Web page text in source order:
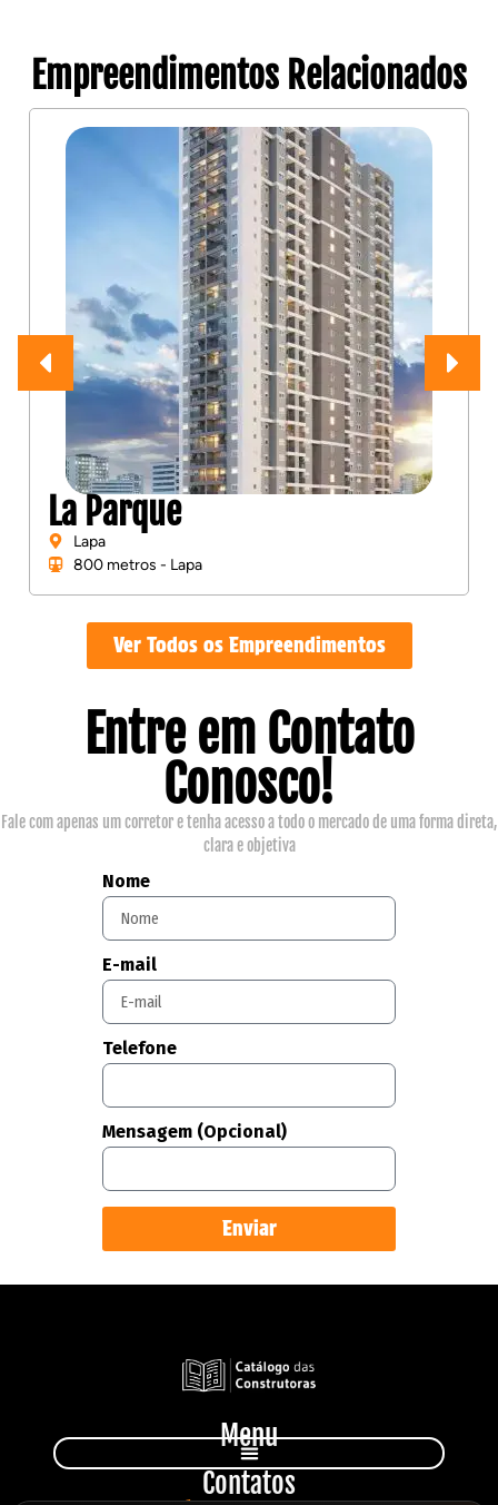
Empreendimentos Relacionados
La Parque
Lapa
800 metros - Lapa
Ver Todos os Empreendimentos
Entre em Contato
Conosco!
Fale com apenas um corretor e tenha acesso a todo o mercado de uma forma direta,
clara e objetiva
Nome
E-mail
Telefone
Mensagem (Opcional)
Enviar
Menu
Contatos